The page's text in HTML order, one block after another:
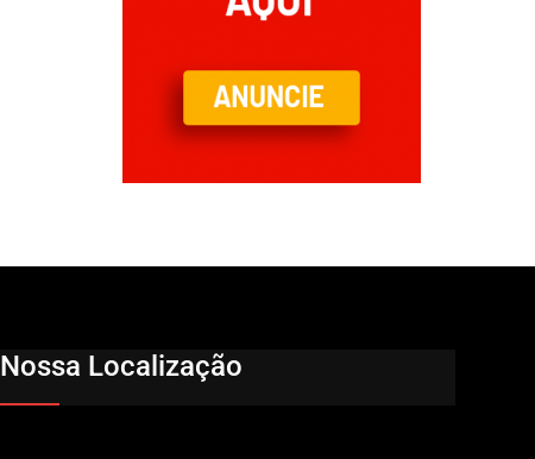
Nossa Localização